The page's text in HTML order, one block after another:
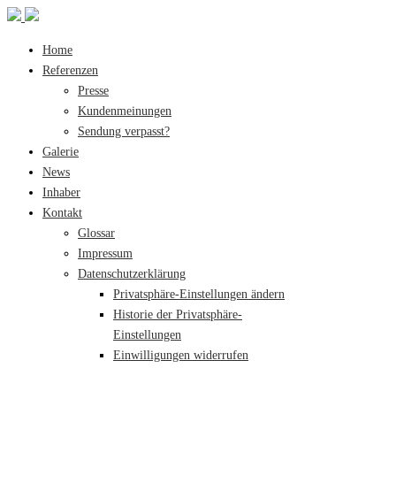
Home
Referenzen
Presse
Kundenmeinungen
Sendung verpasst?
Galerie
News
Inhaber
Kontakt
Glossar
Impressum
Datenschutzerklärung
Privatsphäre-Einstellungen ändern
Historie der Privatsphäre-
Einstellungen
Einwilligungen widerrufen